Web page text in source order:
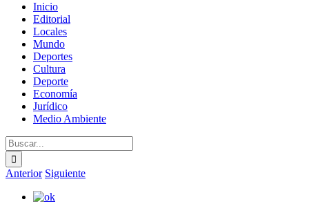
Inicio
Editorial
Locales
Mundo
Deportes
Cultura
Deporte
Economía
Jurídico
Medio Ambiente
Buscar:
Anterior Siguiente
Ver